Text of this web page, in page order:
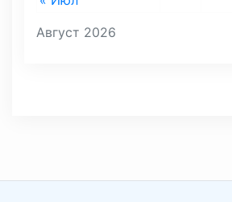
Август 2026